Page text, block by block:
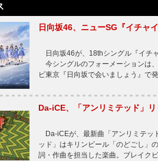
日向坂46、ニューSG『イチャ
日向坂46が、18thシングル『イチ
今シングルのフォーメーションは
ビ東京『日向坂で会いましょう』
Da-iCE、「アンリミテッド」
Da-iCEが、最新曲「アンリミテ
ッド」はキリンビール「のどごし」
詞・作曲を担当した楽曲。ブレイク